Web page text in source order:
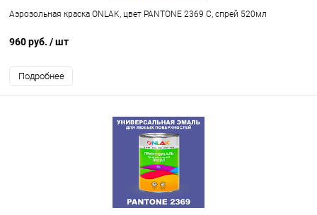
Аэрозольная краска ONLAK, цвет PANTONE 2369 C, спрей 520мл
960 руб. / шт
Подробнее